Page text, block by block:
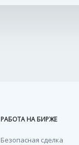
РАБОТА НА БИРЖЕ
Безопасная сделка